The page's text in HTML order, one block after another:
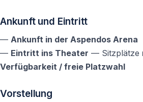
Ankunft und Eintritt
— Ankunft in der Aspendos Arena
— Eintritt ins Theater — Sitzplätze
Verfügbarkeit / freie Platzwahl
Vorstellung